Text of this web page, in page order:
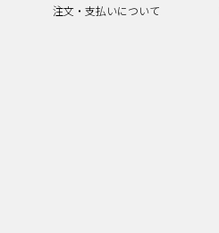
注文・支払いについて